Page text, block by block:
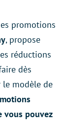
promotions
, propose
réductions
dès
le modèle de
vous pouvez